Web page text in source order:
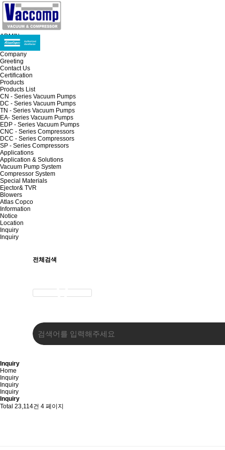
ADMIN
Company
Greeting
Contact Us
Certification
Products
Products List
CN - Series Vacuum Pumps
DC - Series Vacuum Pumps
TN - Series Vacuum Pumps
EA- Series Vacuum Pumps
EDP - Series Vacuum Pumps
CNC - Series Compressors
DCC - Series Compressors
SP - Series Compressors
Applications
Application & Solutions
Vacuum Pump System
Compressor System
Special Materials
Ejector& TVR
Blowers
Atlas Copco
Information
Notice
Location
Inquiry
Inquiry
전체검색
Inquiry
Home
Inquiry
Inquiry
Inquiry
Inquiry
Total 23,114건 4 페이지